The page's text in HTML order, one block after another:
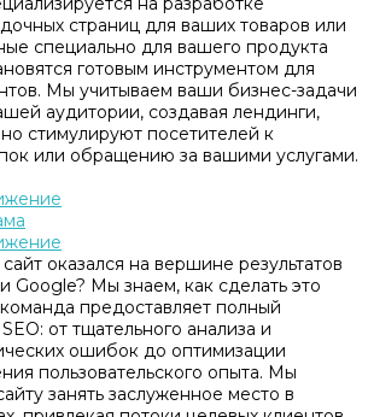
страниц для ваших товаров или
специально для вашего продукта
готовым инструментом для
Мы учитываем ваши бизнес-задачи
аудитории, создавая лендинги,
стимулируют посетителей к
или обращению за вашими услугами.
оказался на вершине результатов
Google? Мы знаем, как сделать это
предоставляет полный
от тщательного анализа и
ошибок до оптимизации
пользовательского опыта. Мы
занять заслуженное место в